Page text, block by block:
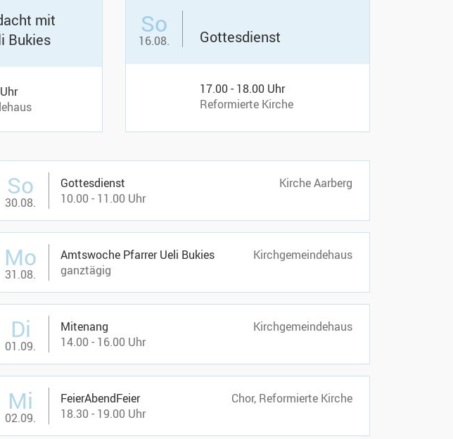
mit
Bukies
So
16.08. Gottesdienst
17.00 - 18.00 Uhr
Reformierte Kirche
So
30.08.
Gottesdienst
10.00 - 11.00 Uhr
Kirche Aarberg
Mo
31.08.
Amtswoche Pfarrer Ueli Bukies
ganztägig
Kirchgemeindehaus
Di
01.09.
Mitenang
14.00 - 16.00 Uhr
Kirchgemeindehaus
Mi
02.09.
FeierAbendFeier
18.30 - 19.00 Uhr
Chor, Reformierte Kirche